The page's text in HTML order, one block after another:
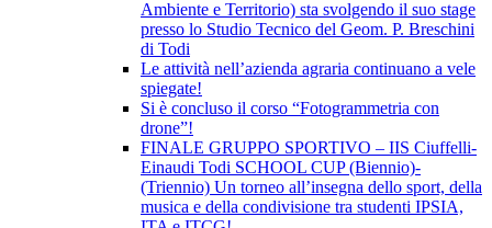
Ambiente e Territorio) sta svolgendo il suo stage
presso lo Studio Tecnico del Geom. P. Breschini
di Todi
Le attività nell’azienda agraria continuano a vele
spiegate!
Si è concluso il corso “Fotogrammetria con
drone”!
FINALE GRUPPO SPORTIVO – IIS Ciuffelli-
Einaudi Todi SCHOOL CUP (Biennio)-
(Triennio) Un torneo all’insegna dello sport, della
musica e della condivisione tra studenti IPSIA,